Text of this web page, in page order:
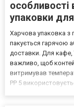
особливості
упаковки для
Харчова упаковка з
пакується гарячою
доставки. Для кафе,
важливо, щоб
витримував
PP 5